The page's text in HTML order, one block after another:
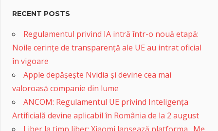
RECENT POSTS
Regulamentul privind IA intră într-o nouă etapă:
Noile cerințe de transparență ale UE au intrat oficial
în vigoare
Apple depășește Nvidia și devine cea mai
valoroasă companie din lume
ANCOM: Regulamentul UE privind Inteligența
Artificială devine aplicabil în România de la 2 august